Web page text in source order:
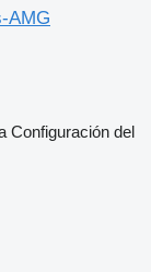
AMG
Configuración del